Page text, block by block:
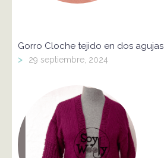
Gorro Cloche tejido en dos
> 29 septiembre, 2024